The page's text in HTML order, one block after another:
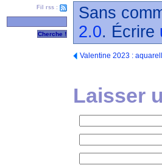
Fil rss :
Sans
2.0. Écrire
Valentine 2023 :
Laisser